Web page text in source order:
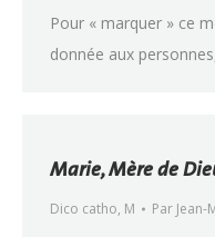
Pour « marquer » ce
donnée aux
Marie, Mère de
Dico catho, M Par Jean-